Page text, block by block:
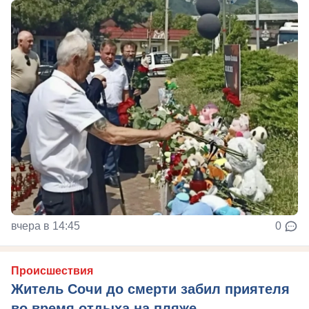
вчера в 14:45 0
Происшествия
Житель Сочи до смерти забил приятеля